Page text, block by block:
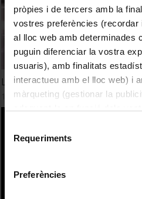
pròpies i de tercers amb la
vostres preferències (recordar
al lloc web amb determinades
puguin diferenciar la vostra
usuaris), amb finalitats
interactueu amb el lloc web) i
màrqueting (gestionar la
consultar laPolítica de
Requeriments
Preferències
L'Educació Física. Un espai
1 Enero, 2005